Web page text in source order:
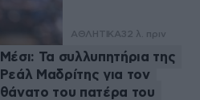
ΑΘΛΗΤΙΚΑ32 λ. πριν
Μέσι: Τα συλλυπητήρια της
Ρεάλ Μαδρίτης για τον
θάνατο του πατέρα του